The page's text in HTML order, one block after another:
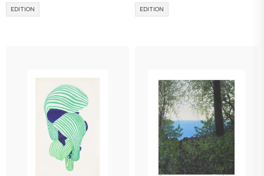
EDITION EDITION